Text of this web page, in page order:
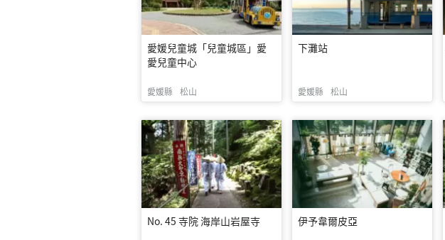
愛媛兒童城「兒童城區」愛
愛兒童中心
愛媛縣 松山
下灘站
愛媛縣 松山
No. 45 寺院 海岸山岩屋寺 伊予韋爾皮亞